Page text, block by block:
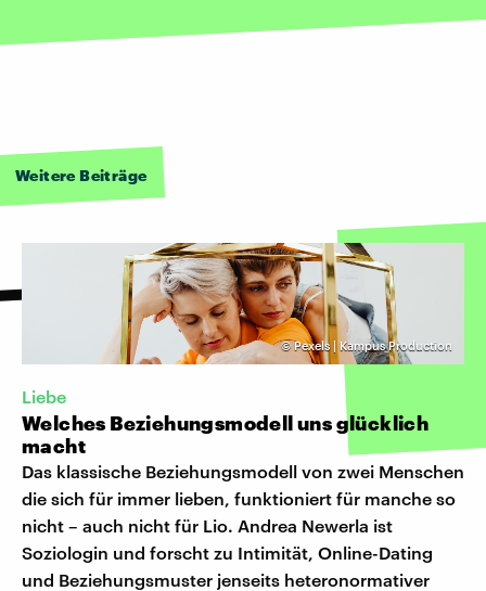
Weitere Beiträge
©Pexels | Kampus Production
Liebe
Welches Beziehungsmodell uns glücklich
macht
Das klassische Beziehungsmodell von zwei Menschen
die sich für immer lieben, funktioniert für manche so
nicht – auch nicht für Lio. Andrea Newerla ist
Soziologin und forscht zu Intimität, Online-Dating
und Beziehungsmuster jenseits heteronormativer